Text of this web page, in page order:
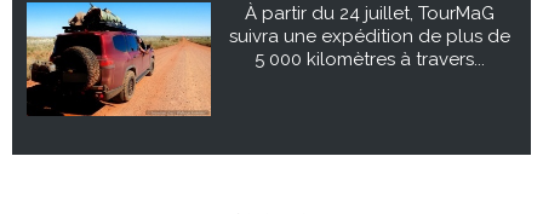
À partir du 24 juillet, TourMaG
suivra une expédition de plus de
5 000 kilomètres à travers...